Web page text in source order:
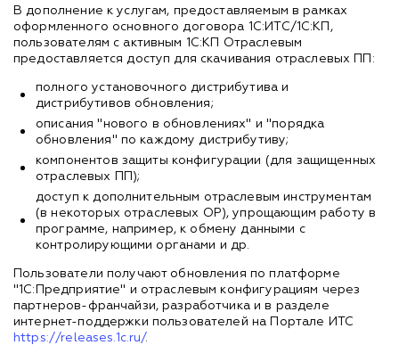
В дополнение к услугам, предоставляемым в рамках
оформленного основного договора 1С:ИТС/1С:КП,
пользователям с активным 1С:КП Отраслевым
предоставляется доступ для скачивания отраслевых ПП:
полного установочного дистрибутива и
дистрибутивов обновления;
описания "нового в обновлениях" и "порядка
обновления" по каждому дистрибутиву;
компонентов защиты конфигурации (для защищенных
отраслевых ПП);
доступ к дополнительным отраслевым инструментам
(в некоторых отраслевых ОР), упрощающим работу в
программе, например, к обмену данными с
контролирующими органами и др.
Пользователи получают обновления по платформе
"1С:Предприятие" и отраслевым конфигурациям через
партнеров-франчайзи, разработчика и в разделе
интернет-поддержки пользователей на Портале ИТС
https://releases.1c.ru/.